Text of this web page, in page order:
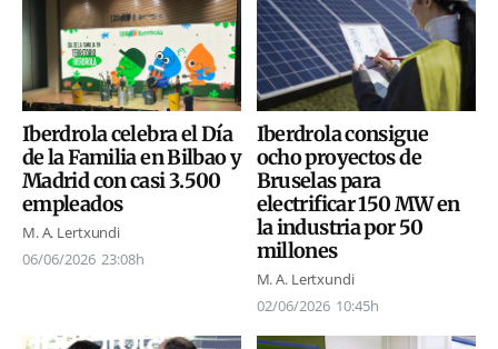
Iberdrola celebra el Día
de la Familia en Bilbao y
Madrid con casi 3.500
empleados
M. A. Lertxundi
06/06/2026 23:08h
Iberdrola consigue
ocho proyectos de
Bruselas para
electrificar 150 MW en
la industria por 50
millones
M. A. Lertxundi
02/06/2026 10:45h